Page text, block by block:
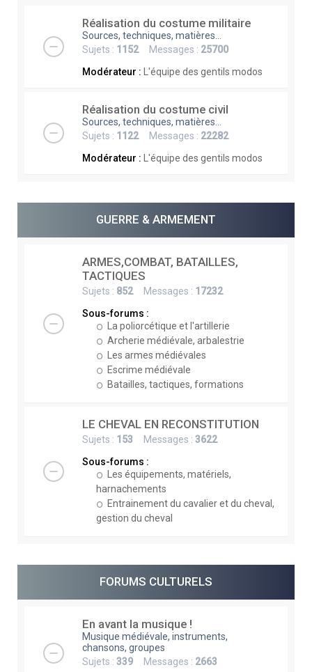
Réalisation du costume militaire
Sources, techniques, matières...
Sujets : 1152Messages : 25700
Modérateur :
L'équipe des gentils modos
Réalisation du costume civil
Sources, techniques, matières...
Sujets : 1122Messages : 22282
Modérateur :
L'équipe des gentils modos
GUERRE & ARMEMENT
ARMES,COMBAT, BATAILLES,
TACTIQUES
Sujets : 852Messages : 17232
Sous-forums :
La poliorcétique et l'artillerie
Archerie médiévale, arbalestrie
Les armes médiévales
Escrime médiévale
Batailles, tactiques, formations
LE CHEVAL EN RECONSTITUTION
Sujets : 153 Messages : 3622
Sous-forums :
Les équipements, matériels,
harnachements
Entrainement du cavalier et du cheval,
gestion du cheval
FORUMS CULTURELS
En avant la musique !
Musique médiévale, instruments,
chansons, groupes
Sujets : 339 Messages : 2663